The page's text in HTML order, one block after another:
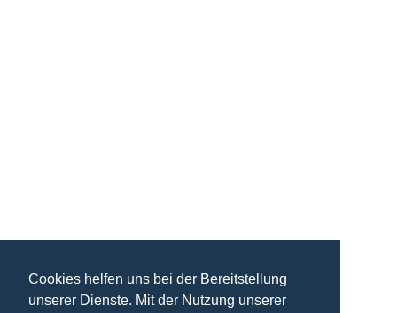
Cookies helfen uns bei der Bereitstellung
unserer Dienste. Mit der Nutzung unserer